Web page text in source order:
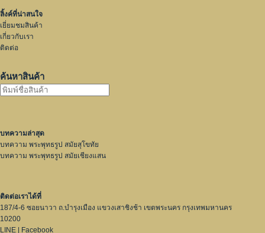
ลิ้งค์ที่น่าสนใจ
เยี่ยมชมสินค้า
เกี่ยวกับเรา
ติดต่อ
ค้นหาสินค้า
บทความล่าสุด
บทความ พระพุทธรูป สมัยสุโขทัย
บทความ พระพุทธรูป สมัยเชียงแสน
ติดต่อเราได้ที่
187/4-6 ซอยนาวา ถ.บำรุงเมือง แขวงเสาชิงช้า เขตพระนคร กรุงเทพมหานคร
10200
LINE
Facebook